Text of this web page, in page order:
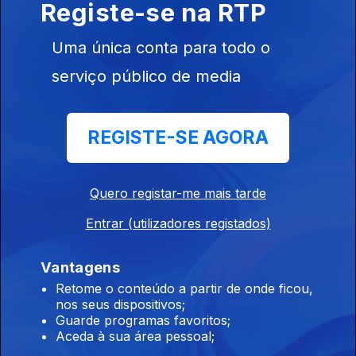
Edição | Lília Almeida
Edição | Lília Almeida
Edição | Lília Almeida
Edição | Margarida Pereira
20 jul. 2026
Registe-se na RTP
Uma única conta para todo o
serviço público de media
REGISTE-SE AGORA
Quero registar-me mais tarde
Entrar (utilizadores registados)
Vantagens
Retome o conteúdo a partir de onde ficou,
nos seus dispositivos;
Guarde programas favoritos;
Aceda à sua área pessoal;